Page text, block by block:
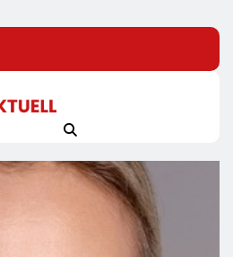
Im All-Black-Design:
PRO-S 525 In Der
Exklusiven Grillfürst-
An CineStar-